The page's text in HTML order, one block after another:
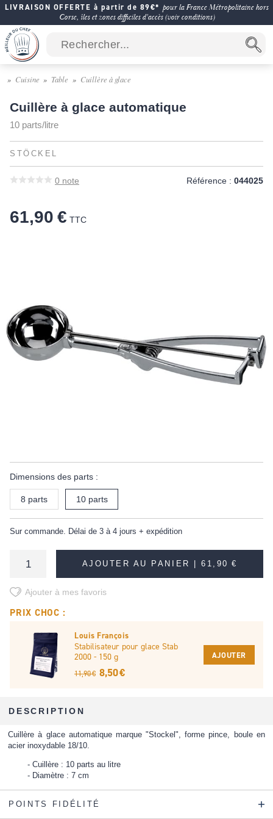
LIVRAISON OFFERTE à partir de 89€* pour la France Métropolitaine hors
Corse, îles et zones difficiles d'accès (voir conditions)
Cuisine Table Cuillère à glace
Cuillère à glace automatique
10 parts/litre
STÖCKEL
0 note Référence : 044025
61,90 € TTC
Dimensions des parts :
8 parts 10 parts
Sur commande. Délai de 3 à 4 jours + expédition
AJOUTER AU PANIER |61,90 €
Ajouter à mes favoris
PRIX CHOC :
Louis François
Stabilisateur pour glace Stab
2000 - 150 g
11,90 € 8,50 €
AJOUTER
DESCRIPTION
Cuillère à glace automatique marque "Stockel", forme pince, boule en
acier inoxydable 18/10.
Cuillère : 10 parts au litre
Diamètre : 7 cm
POINTS FIDÉLITÉ